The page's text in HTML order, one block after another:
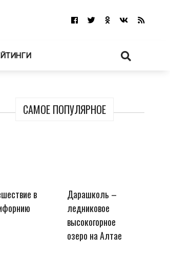
САМОЕ ПОПУЛЯРНОЕ
в
Дарашколь –
ледниковое
высокогорное
озеро на Алтае